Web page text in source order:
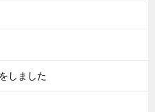
しました